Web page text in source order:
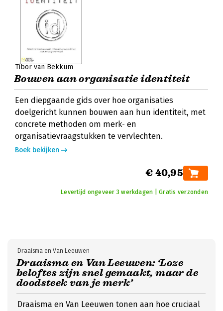
Tibor van Bekkum
Bouwen aan organisatie identiteit
Een diepgaande gids over hoe organisaties
doelgericht kunnen bouwen aan hun identiteit, met
concrete methoden om merk- en
organisatievraagstukken te vervlechten.
Boek bekijken
€ 40,95
Levertijd ongeveer 3 werkdagen | Gratis verzonden
Draaisma en Van Leeuwen: ‘Loze
beloftes zijn snel gemaakt, maar de
doodsteek van je merk’
Draaisma en Van Leeuwen
Draaisma en Van Leeuwen tonen aan hoe cruciaal